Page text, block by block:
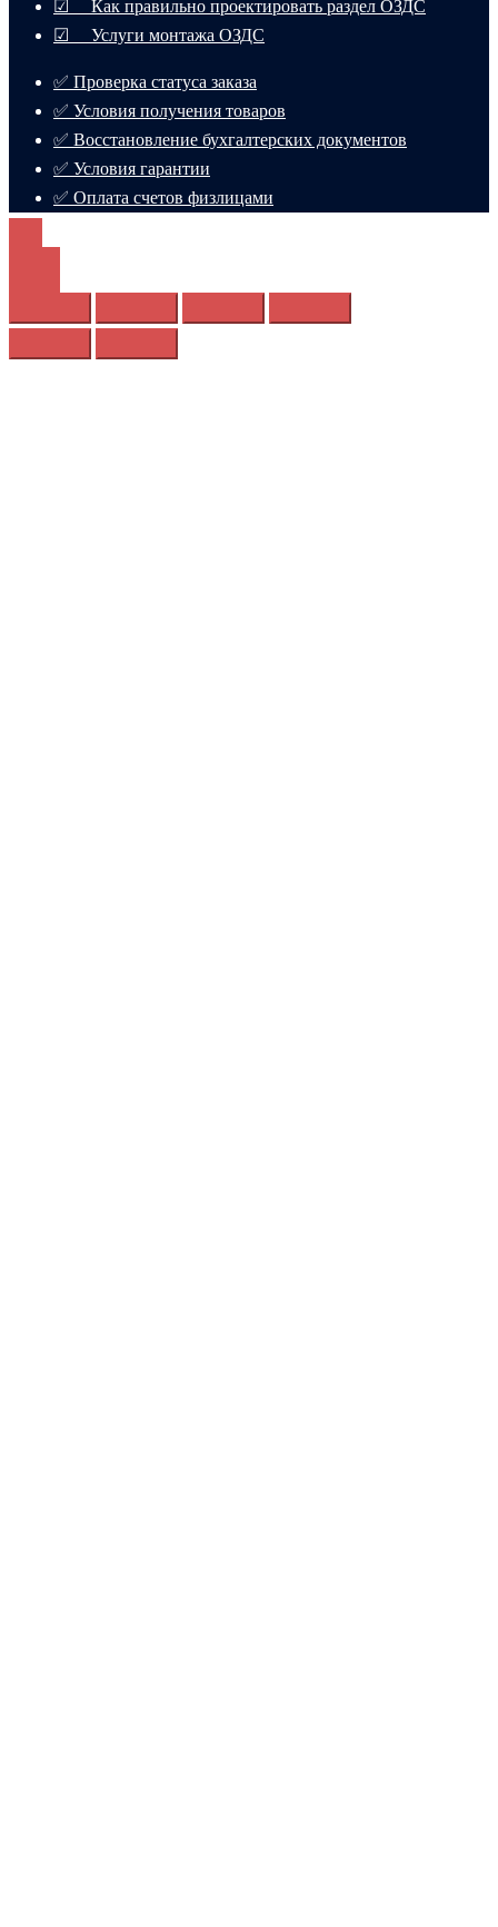
☑ Как правильно проектировать раздел ОЗДС
☑ Услуги монтажа ОЗДС
✅ Проверка статуса заказа
✅ Условия получения товаров
✅ Восстановление бухгалтерских документов
✅ Условия гарантии
✅ Оплата счетов физлицами